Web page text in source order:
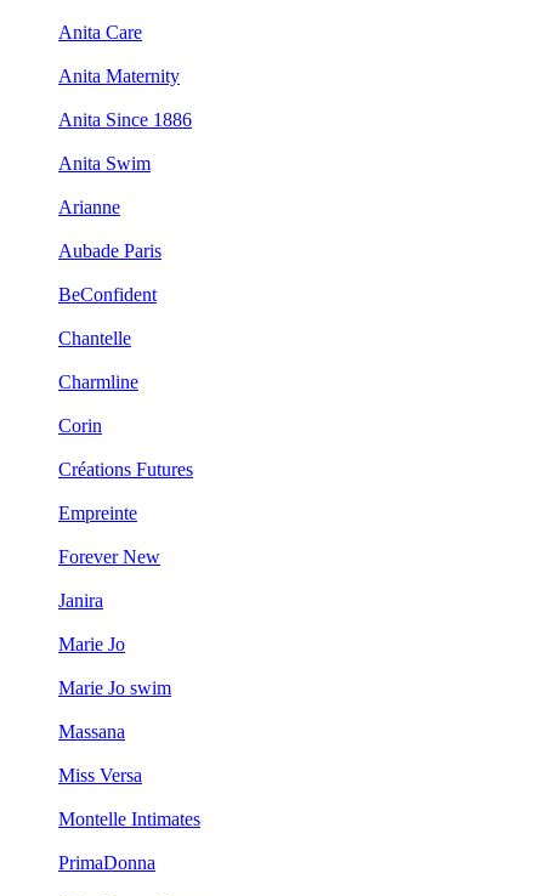
Anita Care
Anita Maternity
Anita Since 1886
Anita Swim
Arianne
Aubade Paris
BeConfident
Chantelle
Charmline
Corin
Créations Futures
Empreinte
Forever New
Janira
Marie Jo
Marie Jo swim
Massana
Miss Versa
Montelle Intimates
PrimaDonna